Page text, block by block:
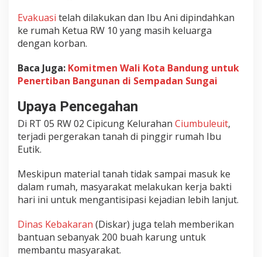
a
t
a
p
S
u
n
i
Evakuasi telah dilakukan dan Ibu Ani dipindahkan
ke rumah Ketua RW 10 yang masih keluarga
dengan korban.
Baca Juga: Komitmen Wali Kota Bandung untuk
Penertiban Bangunan di Sempadan Sungai
Upaya Pencegahan
Di RT 05 RW 02 Cipicung Kelurahan Ciumbuleuit,
terjadi pergerakan tanah di pinggir rumah Ibu
Eutik.
Meskipun material tanah tidak sampai masuk ke
dalam rumah, masyarakat melakukan kerja bakti
hari ini untuk mengantisipasi kejadian lebih lanjut.
Dinas Kebakaran (Diskar) juga telah memberikan
bantuan sebanyak 200 buah karung untuk
membantu masyarakat.